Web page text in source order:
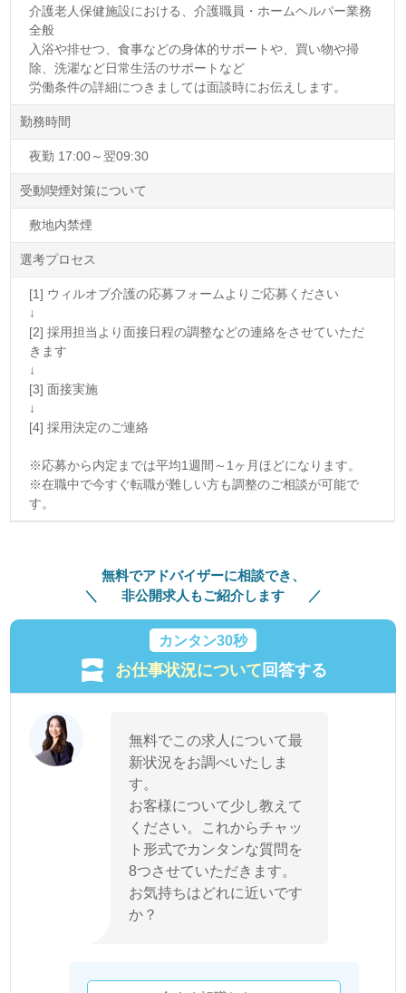
介護老人保健施設における、介護職員・ホームヘルパー業務
全般
入浴や排せつ、食事などの身体的サポートや、買い物や掃
除、洗濯など日常生活のサポートなど
労働条件の詳細につきましては面談時にお伝えします。
勤務時間
夜勤 17:00～翌09:30
受動喫煙対策について
敷地内禁煙
選考プロセス
[1] ウィルオブ介護の応募フォームよりご応募ください
↓
[2] 採用担当より面接日程の調整などの連絡をさせていただ
きます
↓
[3] 面接実施
↓
[4] 採用決定のご連絡
※応募から内定までは平均1週間～1ヶ月ほどになります。
※在職中で今すぐ転職が難しい方も調整のご相談が可能で
す。
無料でアドバイザーに相談でき、
非公開求人もご紹介します
カンタン30秒
お仕事状況について回答する
無料でこの求人について最
新状況をお調べいたしま
す。
お客様について少し教えて
ください。これからチャッ
ト形式でカンタンな質問を
8つさせていただきます。
お気持ちはどれに近いです
か？